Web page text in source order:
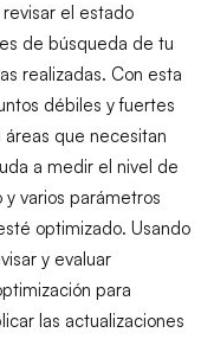
el estado
de búsqueda de tu
realizadas. Con esta
débiles y fuertes
que necesitan
a medir el nivel de
varios parámetros
optimizado. Usando
y evaluar
para
las actualizaciones